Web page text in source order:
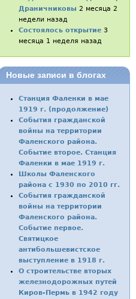
Драничниковы 2 месяца 2
недели назад
Состоялось открытие 3
месяца 1 неделя назад
Новые записи в блогах
Станция Фаленки в мае
1919 г. (продолжение)
События гражданской
войны на территории
Фаленского района.
Событие второе. Станция
Фаленки в мае 1919 г.
Школы Фаленского
района с 1930 по 2010 гг.
События гражданской
войны на территории
Фаленского района.
Событие первое.
Святицкое
антибольшевистское
выступление в 1918 г.
О строительстве вторых
железнодорожных путей
Киров-Пермь в 1942 году